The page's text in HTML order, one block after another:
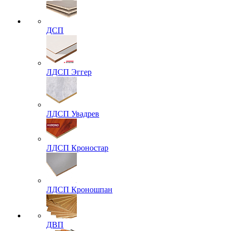
ДСП
ЛДСП Эггер
ЛДСП Увадрев
ЛДСП Кроностар
ЛДСП Кроношпан
ДВП